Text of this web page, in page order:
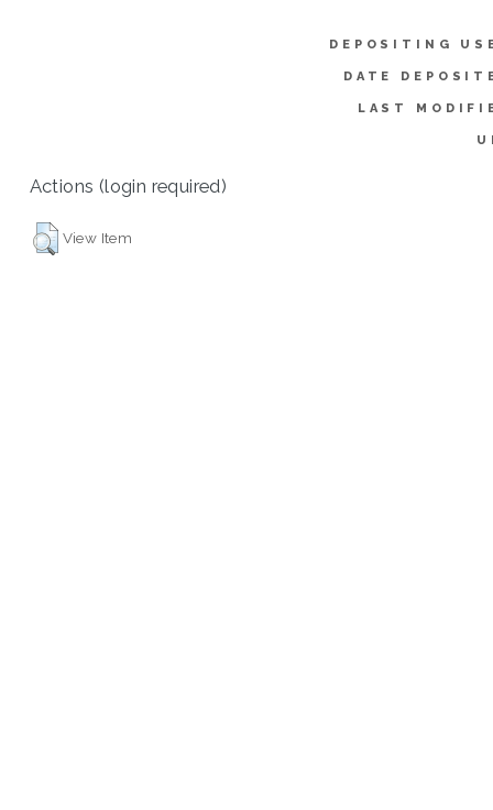
DEPOSITING
DATE
LAST
Actions (login required)
View Item